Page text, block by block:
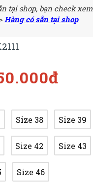
Size 38 Size 39
Size 42 Size 43
Size 46
tại shop, bạn check xem
Hàng có sẵn tại shop